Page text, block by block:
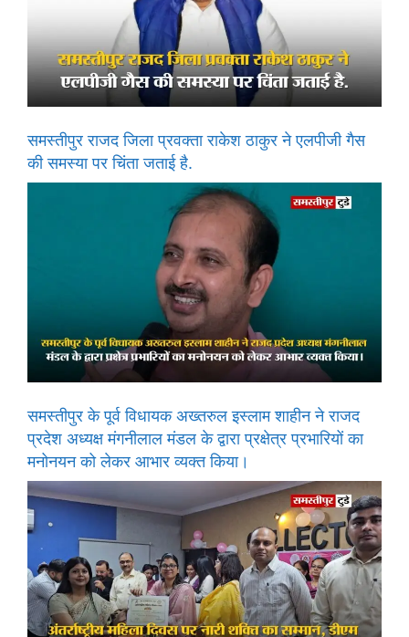
समस्तीपुर राजद जिला प्रवक्ता राकेश ठाकुर ने एलपीजी गैस
की समस्या पर चिंता जताई है.
समस्तीपुर के पूर्व विधायक अख्तरुल इस्लाम शाहीन ने राजद
प्रदेश अध्यक्ष मंगनीलाल मंडल के द्वारा प्रक्षेत्र प्रभारियों का
मनोनयन को लेकर आभार व्यक्त किया।